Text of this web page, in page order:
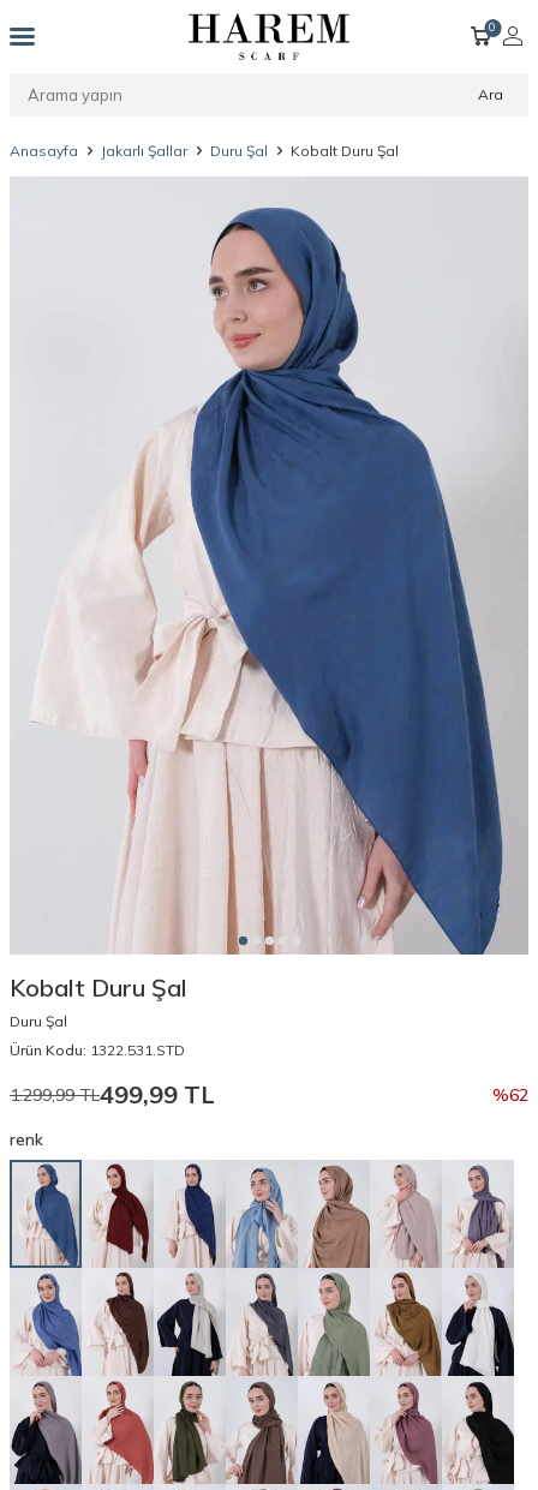
Ara
0
Anasayfa Jakarlı Şallar Duru Şal Kobalt Duru Şal
Kobalt Duru Şal
Duru Şal
Ürün Kodu: 1322.531.STD
1.299,99TL499,99 TL %62
renk